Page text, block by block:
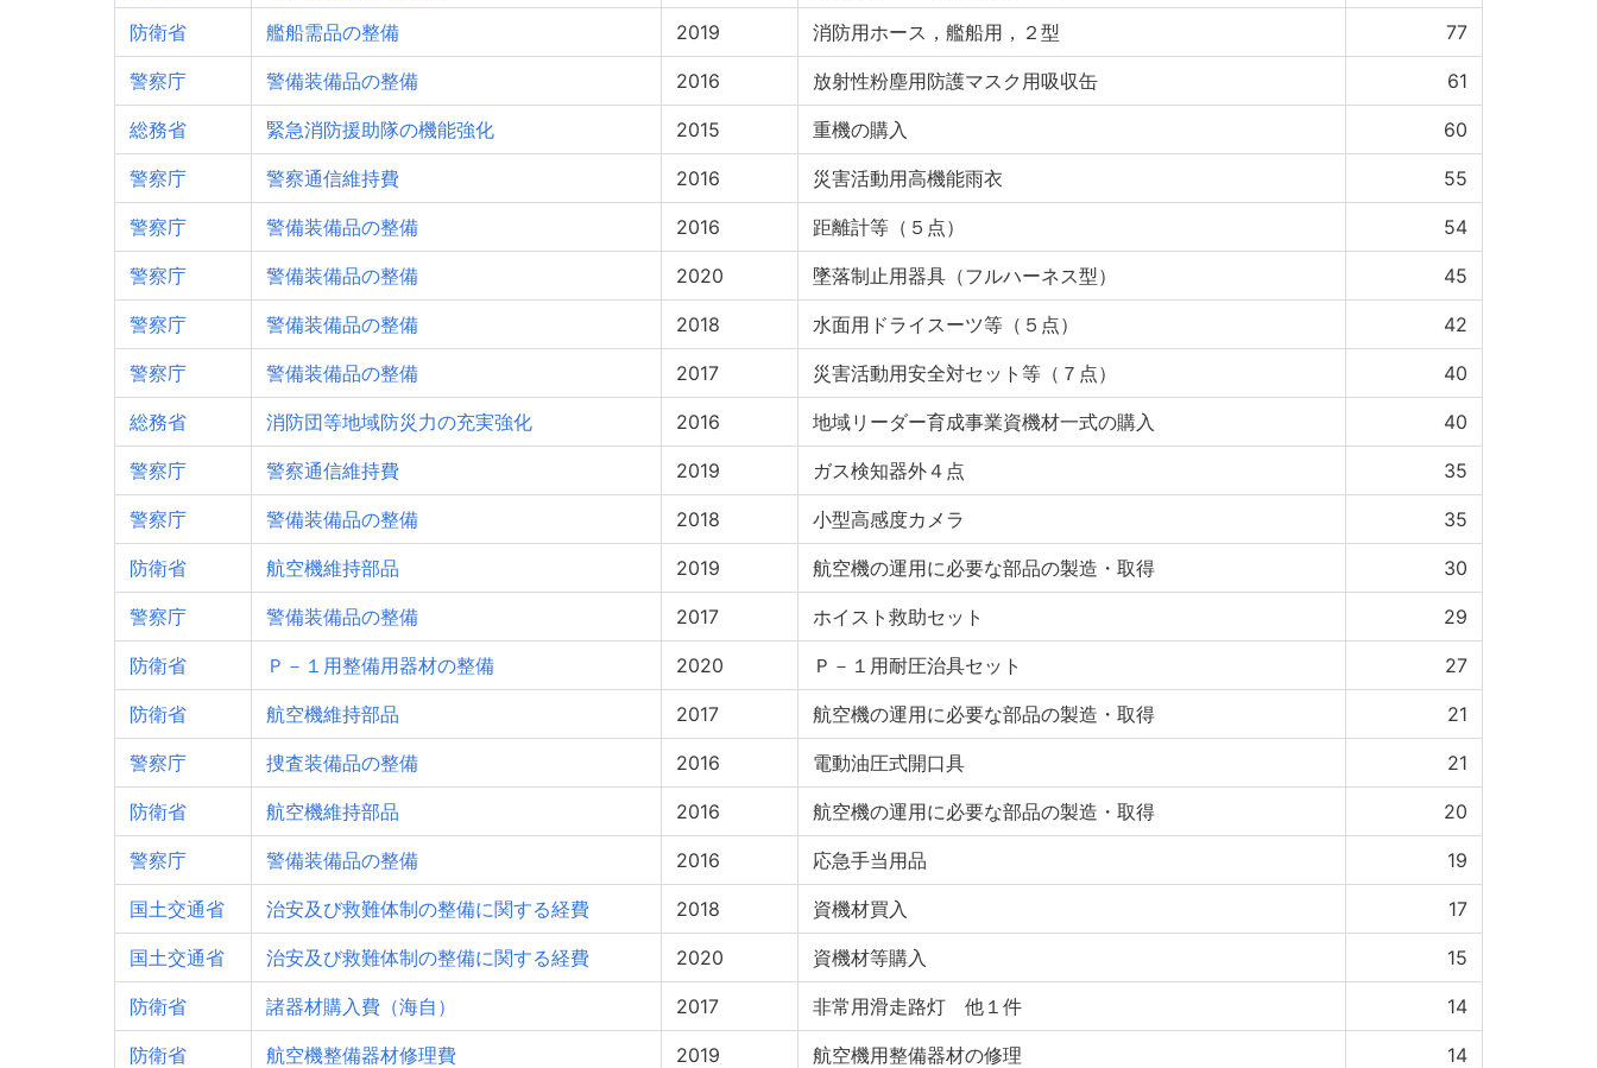
防衛省 艦船需品の整備 2019 消防用ホース，艦船用，２型 77
警察庁 警備装備品の整備 2016 放射性粉塵用防護マスク用吸収缶 61
総務省 緊急消防援助隊の機能強化 2015 重機の購入 60
警察庁 警察通信維持費 2016 災害活動用高機能雨衣 55
警察庁 警備装備品の整備 2016 距離計等（５点） 54
警察庁 警備装備品の整備 2020 墜落制止用器具（フルハーネス型） 45
警察庁 警備装備品の整備 2018 水面用ドライスーツ等（５点） 42
警察庁 警備装備品の整備 2017 災害活動用安全対セット等（７点） 40
総務省 消防団等地域防災力の充実強化 2016 地域リーダー育成事業資機材一式の購入 40
警察庁 警察通信維持費 2019 ガス検知器外４点 35
警察庁 警備装備品の整備 2018 小型高感度カメラ 35
防衛省 航空機維持部品 2019 航空機の運用に必要な部品の製造・取得 30
警察庁 警備装備品の整備 2017 ホイスト救助セット 29
防衛省 Ｐ－１用整備用器材の整備 2020 Ｐ－１用耐圧治具セット 27
防衛省 航空機維持部品 2017 航空機の運用に必要な部品の製造・取得 21
警察庁 捜査装備品の整備 2016 電動油圧式開口具 21
防衛省 航空機維持部品 2016 航空機の運用に必要な部品の製造・取得 20
警察庁 警備装備品の整備 2016 応急手当用品 19
国土交通省 治安及び救難体制の整備に関する経費 2018 資機材買入 17
国土交通省 治安及び救難体制の整備に関する経費 2020 資機材等購入 15
防衛省 諸器材購入費（海自） 2017 非常用滑走路灯 他１件 14
防衛省 航空機整備器材修理費 2019 航空機用整備器材の修理 14